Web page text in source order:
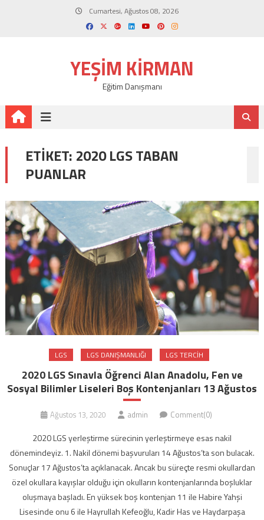
Cumartesi, Ağustos 08, 2026
YEŞIM KIRMAN
Eğitim Danışmanı
ETIKET: 2020 LGS TABAN
PUANLAR
LGS LGS DANIŞMANLIĞI LGS TERCIH
2020 LGS Sınavla Öğrenci Alan Anadolu, Fen ve
Sosyal Bilimler Liseleri Boş Kontenjanları 13 Ağustos
Ağustos 13, 2020 admin Comment(0)
2020 LGS yerleştirme sürecinin yerleştirmeye esas nakil
dönemindeyiz. 1. Nakil dönemi başvuruları 14 Ağustos’ta son bulacak.
Sonuçlar 17 Ağustos’ta açıklanacak. Ancak bu süreçte resmi okullardan
özel okullara kayışlar olduğu için okulların kontenjanlarında boşluklar
oluşmaya başladı. En yüksek boş kontenjan 11 ile Habire Yahşi
Lisesinde onu 6 ile Hayrullah Kefeoğlu, Kadir Has ve Haydarpaşa